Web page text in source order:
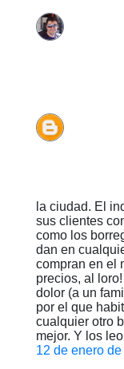
la ciudad. El
sus clientes
como los
dan en
compran en el
precios, al
dolor (a un
por el que
cualquier otro
mejor. Y los
12 de enero